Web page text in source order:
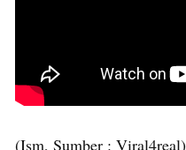
(Ism, Sumber : Viral4real)